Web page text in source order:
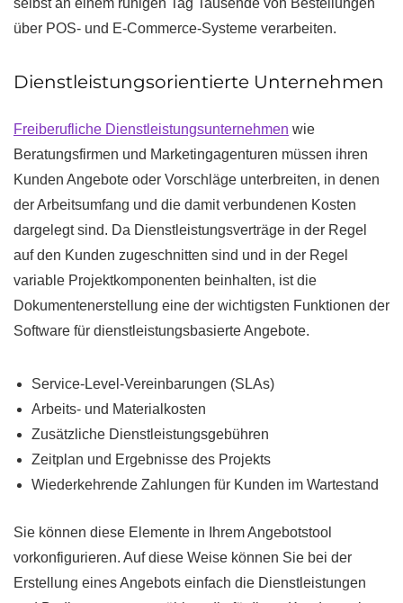
selbst an einem ruhigen Tag Tausende von Bestellungen
über POS- und E-Commerce-Systeme verarbeiten.
Dienstleistungsorientierte Unternehmen
Freiberufliche Dienstleistungsunternehmen wie
Beratungsfirmen und Marketingagenturen müssen ihren
Kunden Angebote oder Vorschläge unterbreiten, in denen
der Arbeitsumfang und die damit verbundenen Kosten
dargelegt sind. Da Dienstleistungsverträge in der Regel
auf den Kunden zugeschnitten sind und in der Regel
variable Projektkomponenten beinhalten, ist die
Dokumentenerstellung eine der wichtigsten Funktionen der
Software für dienstleistungsbasierte Angebote.
Service-Level-Vereinbarungen (SLAs)
Arbeits- und Materialkosten
Zusätzliche Dienstleistungsgebühren
Zeitplan und Ergebnisse des Projekts
Wiederkehrende Zahlungen für Kunden im Wartestand
Sie können diese Elemente in Ihrem Angebotstool
vorkonfigurieren. Auf diese Weise können Sie bei der
Erstellung eines Angebots einfach die Dienstleistungen